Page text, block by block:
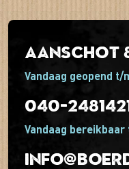
Aanschot
Vandaag geopend t/
040-
Vandaag